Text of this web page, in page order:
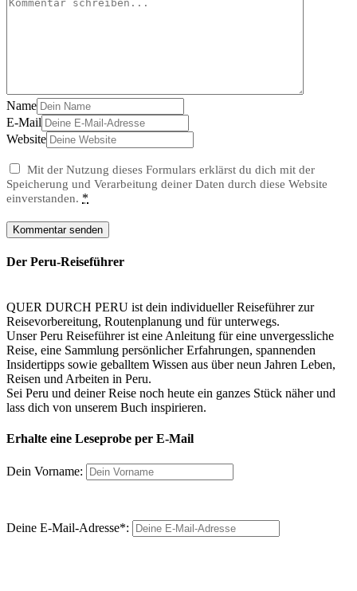
Name
E-Mail
Website
Mit der Nutzung dieses Formulars erklärst du dich mit der
Speicherung und Verarbeitung deiner Daten durch diese Website
einverstanden. *
Der Peru-Reiseführer
QUER DURCH PERU ist dein individueller Reiseführer zur
Reisevorbereitung, Routenplanung und für unterwegs.
Unser Peru Reiseführer ist eine Anleitung für eine unvergessliche
Reise, eine Sammlung persönlicher Erfahrungen, spannenden
Insidertipps sowie geballtem Wissen aus über neun Jahren Leben,
Reisen und Arbeiten in Peru.
Sei Peru und deiner Reise noch heute ein ganzes Stück näher und
lass dich von unserem Buch inspirieren.
Erhalte eine Leseprobe per E-Mail
Dein Vorname:
Deine E-Mail-Adresse*: